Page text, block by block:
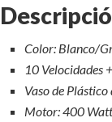
Color: Blanco/
10 Velocidades
Vaso de Plástico
Motor: 400